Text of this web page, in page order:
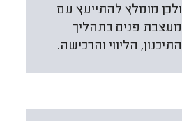
ולכן מומלץ להתייעץ עם
מעצבת פנים בתהליך
התיכנון, הליווי והרכישה.